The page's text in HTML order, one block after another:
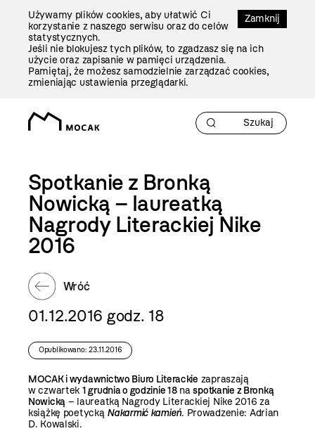
Zamknij
Używamy plików cookies, aby ułatwić Ci
korzystanie z naszego serwisu oraz do celów
statystycznych.
Jeśli nie blokujesz tych plików, to zgadzasz się na ich
użycie oraz zapisanie w pamięci urządzenia.
Pamiętaj, że możesz samodzielnie zarządzać cookies,
zmieniając ustawienia przeglądarki.
Spotkanie z Bronką
Nowicką – laureatką
Nagrody Literackiej Nike
2016
Wróć
01.12.2016 godz. 18
Opublikowano: 23.11.2016
MOCAK i wydawnictwo Biuro Literackie zapraszają
w czwartek 1 grudnia o godzinie 18naspotkanie z Bronką
Nowicką – laureatką Nagrody Literackiej Nike 2016 za
książkę poetycką Nakarmić kamień. Prowadzenie: Adrian
D. Kowalski.